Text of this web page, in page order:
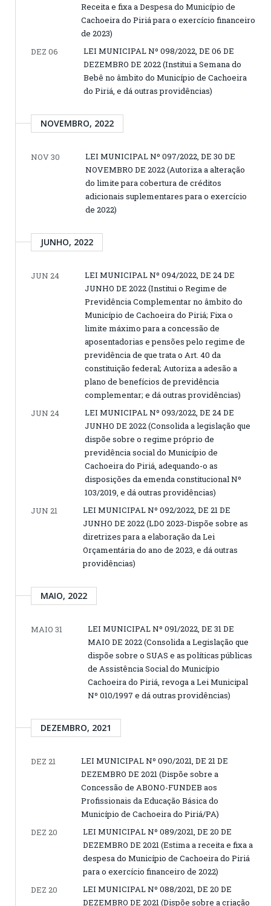
Receita e fixa a Despesa do Município de
Cachoeira do Piriá para o exercício financeiro
de 2023)
DEZ 06
LEI MUNICIPAL Nº 098/2022, DE 06 DE
DEZEMBRO DE 2022 (Institui a Semana do
Bebê no âmbito do Município de Cachoeira
do Piriá, e dá outras providências)
NOVEMBRO, 2022
NOV 30
LEI MUNICIPAL Nº 097/2022, DE 30 DE
NOVEMBRO DE 2022 (Autoriza a alteração
do limite para cobertura de créditos
adicionais suplementares para o exercício
de 2022)
JUNHO, 2022
JUN 24
LEI MUNICIPAL Nº 094/2022, DE 24 DE
JUNHO DE 2022 (Institui o Regime de
Previdência Complementar no âmbito do
Município de Cachoeira do Piriá; Fixa o
limite máximo para a concessão de
aposentadorias e pensões pelo regime de
previdência de que trata o Art. 40 da
constituição federal; Autoriza a adesão a
plano de benefícios de previdência
complementar; e dá outras providências)
JUN 24
LEI MUNICIPAL Nº 093/2022, DE 24 DE
JUNHO DE 2022 (Consolida a legislação que
dispõe sobre o regime próprio de
previdência social do Município de
Cachoeira do Piriá, adequando-o as
disposições da emenda constitucional Nº
103/2019, e dá outras providências)
JUN 21
LEI MUNICIPAL Nº 092/2022, DE 21 DE
JUNHO DE 2022 (LDO 2023-Dispõe sobre as
diretrizes para a elaboração da Lei
Orçamentária do ano de 2023, e dá outras
providências)
MAIO, 2022
MAIO 31
LEI MUNICIPAL Nº 091/2022, DE 31 DE
MAIO DE 2022 (Consolida a Legislação que
dispõe sobre o SUAS e as políticas públicas
de Assistência Social do Município
Cachoeira do Piriá, revoga a Lei Municipal
Nº 010/1997 e dá outras providências)
DEZEMBRO, 2021
DEZ 21
LEI MUNICIPAL Nº 090/2021, DE 21 DE
DEZEMBRO DE 2021 (Dispõe sobre a
Concessão de ABONO-FUNDEB aos
Profissionais da Educação Básica do
Município de Cachoeira do Piriá/PA)
DEZ 20
LEI MUNICIPAL Nº 089/2021, DE 20 DE
DEZEMBRO DE 2021 (Estima a receita e fixa a
despesa do Município de Cachoeira do Piriá
para o exercício financeiro de 2022)
DEZ 20
LEI MUNICIPAL Nº 088/2021, DE 20 DE
DEZEMBRO DE 2021 (Dispõe sobre a criação